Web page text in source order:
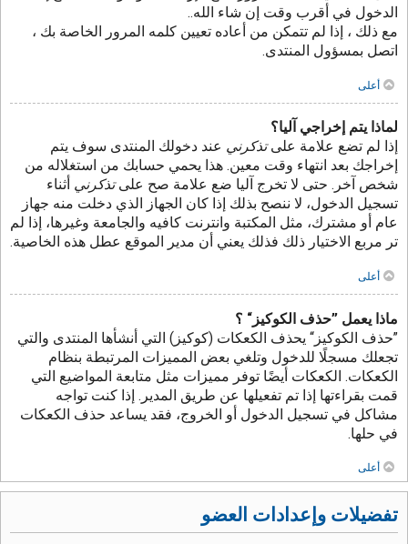
الدخول في أقرب وقت إن شاء الله..
مع ذلك ، إذا لم تتمكن من أعاده تعيين كلمه المرور الخاصة بك ،
اتصل بمسؤول المنتدى.
أعلى
لماذا يتم إخراجي آليا؟
إذا لم تضع علامة علىتذكرني عند دخولك المنتدى سوف يتم
إخراجك بعد انتهاء وقت معين. هذا يحمي حسابك من استغلاله من
شخص آخر. حتى لا تخرج آليا ضع علامة صح علىتذكرني أثناء
تسجيل الدخول، لا ننصح بذلك إذا كان الجهاز الذي دخلت منه جهاز
عام أو مشترك، مثل المكتبة وانترنت كافيه والجامعة وغيرها، إذا لم
تر مربع الاختيار ذلك فذلك يعني أن مدير الموقع عطل هذه الخاصية.
أعلى
ماذا يعمل ”حذف الكوكيز“ ؟
”حذف الكوكيز“ يحذف الكعكات (كوكيز) التي أنشأها المنتدى والتي
تجعلك مسجلًا للدخول وتلغي بعض المميزات المرتبطة بنظام
الكعكات. الكعكات أيضًا توفر مميزات مثل متابعة المواضيع التي
قمت بقراءتها إذا تم تفعيلها عن طريق المدير. إذا كنت تواجه
مشاكل في تسجيل الدخول أو الخروج، فقد يساعد حذف الكعكات
في حلها.
أعلى
تفضيلات وإعدادات العضو